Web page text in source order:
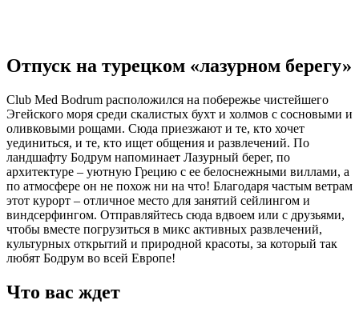
Отпуск на турецком «лазурном берегу»
Club Med Bodrum расположился на побережье чистейшего
Эгейского моря среди скалистых бухт и холмов с сосновыми и
оливковыми рощами. Сюда приезжают и те, кто хочет
уединиться, и те, кто ищет общения и развлечений. По
ландшафту Бодрум напоминает Лазурный берег, по
архитектуре – уютную Грецию с ее белоснежными виллами, а
по атмосфере он не похож ни на что! Благодаря частым ветрам
этот курорт – отличное место для занятий сейлингом и
виндсерфингом. Отправляйтесь сюда вдвоем или с друзьями,
чтобы вместе погрузиться в микс активных развлечений,
культурных открытий и природной красоты, за который так
любят Бодрум во всей Европе!
Что вас ждет